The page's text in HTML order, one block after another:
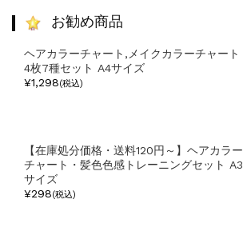
お勧め商品
ヘアカラーチャート,メイクカラーチャート
4枚7種セット A4サイズ
¥1,298(税込)
【在庫処分価格・送料120円～】ヘアカラー
チャート・髪色色感トレーニングセット A3
サイズ
¥298(税込)